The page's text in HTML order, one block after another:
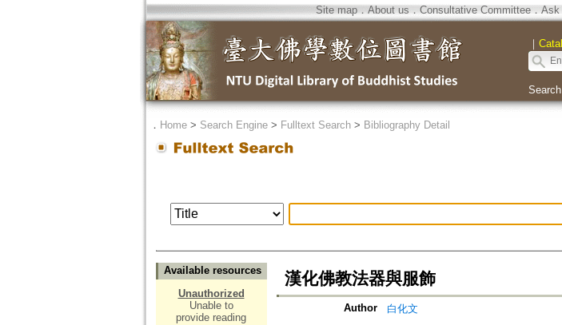
Site map．About us ． Consultative Committee． Ask
｜
． Home> Search Engine> Fulltext Search> Bibliography Detail
Available resources
Unauthorized
Unable to
provide reading
漢化佛教法器與服飾
Author
白化文